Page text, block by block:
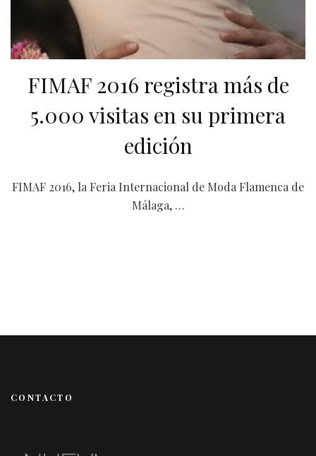
FIMAF 2016 registra más de
5.000 visitas en su primera
edición
FIMAF 2016, la Feria Internacional de Moda Flamenca de
Málaga, …
CONTACTO